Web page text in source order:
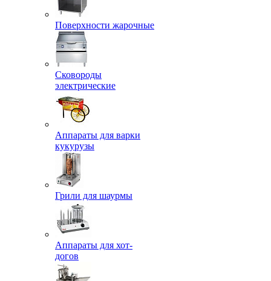
Поверхности жарочные
Сковороды
электрические
Аппараты для варки
кукурузы
Грили для шаурмы
Аппараты для хот-
догов